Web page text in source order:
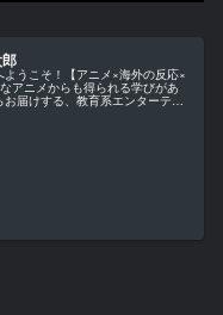
うこそ！【アニメ×海外の反応×
アニメからも得られる学びがあ
届けする、教育系エンターテイ